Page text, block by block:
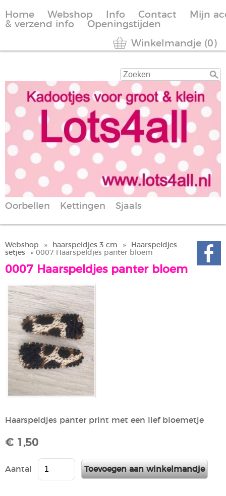
Home Webshop Info Contact
Mijn
& verzend info
Openingstijden
Winkelmandje (0)
Oorbellen Kettingen Sjaals
Webshop » haarspeldjes 3 cm »
Haarspeldjes
setjes
» 0007 Haarspeldjes panter bloem
0007 Haarspeldjes panter bloem
Haarspeldjes panter print met een lief bloemetje
€ 1,50
Aantal